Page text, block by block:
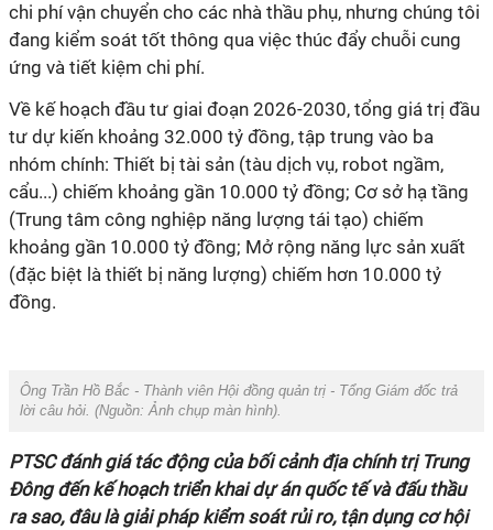
chi phí vận chuyển cho các nhà thầu phụ, nhưng chúng tôi
đang kiểm soát tốt thông qua việc thúc đẩy chuỗi cung
ứng và tiết kiệm chi phí.
Về kế hoạch đầu tư giai đoạn 2026-2030, tổng giá trị đầu
tư dự kiến khoảng 32.000 tỷ đồng, tập trung vào ba
nhóm chính: Thiết bị tài sản (tàu dịch vụ, robot ngầm,
cẩu...) chiếm khoảng gần 10.000 tỷ đồng; Cơ sở hạ tầng
(Trung tâm công nghiệp năng lượng tái tạo) chiếm
khoảng gần 10.000 tỷ đồng; Mở rộng năng lực sản xuất
(đặc biệt là thiết bị năng lượng) chiếm hơn 10.000 tỷ
đồng.
Ông Trần Hồ Bắc - Thành viên Hội đồng quản trị - Tổng Giám đốc trả
lời câu hỏi. (Nguồn: Ảnh chụp màn hình).
PTSC đánh giá tác động của bối cảnh địa chính trị Trung
Đông đến kế hoạch triển khai dự án quốc tế và đấu thầu
ra sao, đâu là giải pháp kiểm soát rủi ro, tận dụng cơ hội